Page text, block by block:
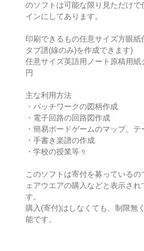
のソフトは可能な限り見ただけ
インにしてあります。
印刷できるもの任意サイズ方眼
タブ譜(線のみ)を作成できます)
任意サイズ英語用ノート原稿用紙
円
主な利用方法
・パッチワークの図柄作成
・電子回路の回路図作成
・簡易ボードゲームのマップ、テ
・手書き楽譜の作成
・学校の授業等々
このソフトは寄付を募っている
ェアウエアの購入などと表示さ
す。
購入(寄付)はしなくても、制限無
能です。